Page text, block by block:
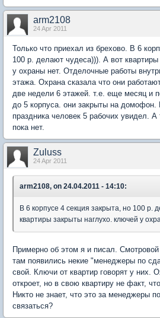
arm2108
24 Apr 2011
Только что приехал из брехово. В 6
100 р. делают чудеса))). А вот
у охраны нет. Отделочные работы
этажа. Охрана сказала что они
две недели 6 этажей. т.е. еще месяц и
до 5 корпуса. они закрыты на домофон.
праздника человек 5 рабочих увидел. А
пока нет.
Zuluss
24 Apr 2011
arm2108, on 24.04.2011 - 14:10:
В 6 корпусе 4 секция закрыта, но 100 р.
квартиры закрыты наглухо. ключей у
Примерно об этом я и писал.
там появились некие "менеджеры по
свой. Ключи от квартир говорят у них.
откроет, но в свою квартиру не факт,
Никто не знает, что это за менеджеры
связаться?